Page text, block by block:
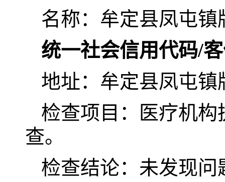
名称：牟定县凤屯镇
统一社会信用代码/
地址：牟定县凤屯镇
检查项目：医疗机
查。
检查结论：未发现问